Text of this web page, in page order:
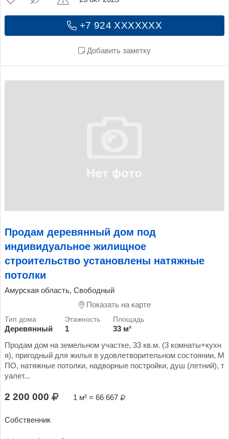
+7 924 XXXXXXX
Добавить заметку
Продам деревянный дом под
индивидуальное жилищное
строительство установлены натяжные
потолки
Амурская область, Свободный
Показать на карте
Деревянный 1
33 м²
Продам дом на земельном участке, 33 кв.м. (3 комнаты+кухн
я), пригодный для жилья в удовлетворительном состоянии, М
ПО, натяжные потолки, надворные постройки, душ (летний), т
уалет...
2 200 000 1 м² = 66 667
Собственник